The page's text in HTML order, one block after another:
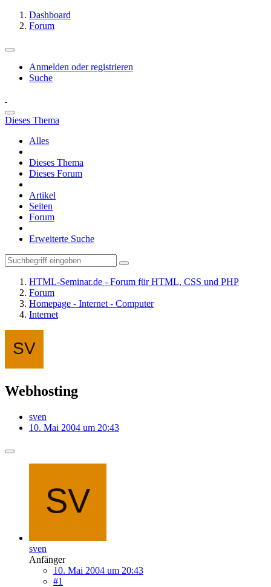
Dashboard
Forum
Anmelden oder registrieren
Suche
Dieses Thema
Alles
Dieses Thema
Dieses Forum
Artikel
Seiten
Forum
Erweiterte Suche
HTML-Seminar.de - Forum für HTML, CSS und PHP
Forum
Homepage - Internet - Computer
Internet
Webhosting
sven
10. Mai 2004 um 20:43
sven
Anfänger
10. Mai 2004 um 20:43
#1